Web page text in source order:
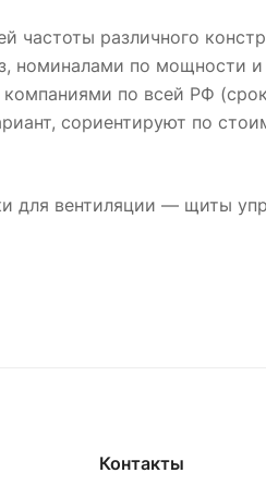
частоты различного
номиналами по мощности
по всей РФ
сориентируют по
для вентиляции — щиты
Контакты